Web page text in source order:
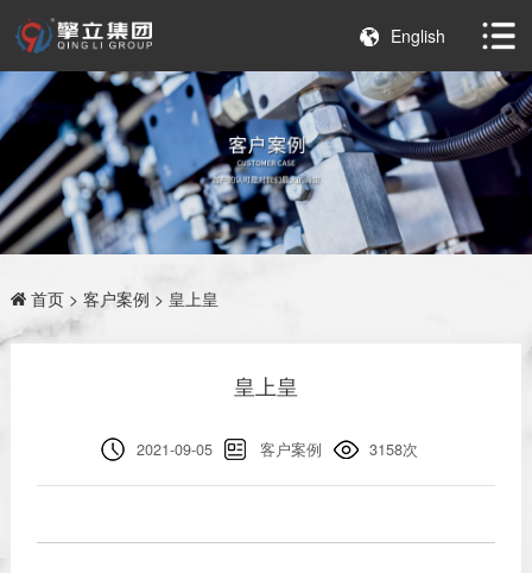
English
首页> 客户案例 > 皇上皇
皇上皇
2021-09-05 客户案例 3158次